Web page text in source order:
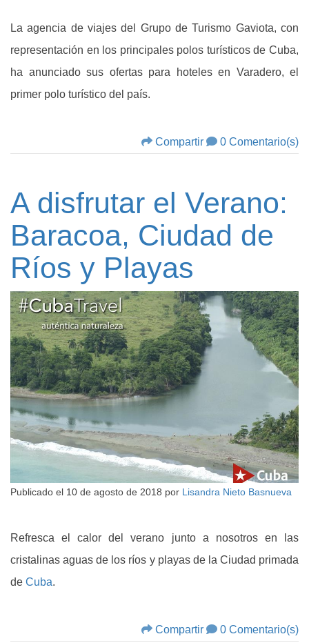
La agencia de viajes del Grupo de Turismo Gaviota, con
representación en los principales polos turísticos de Cuba,
ha anunciado sus ofertas para hoteles en Varadero, el
primer polo turístico del país.
Compartir 0 Comentario(s)
A disfrutar el Verano:
Baracoa, Ciudad de
Ríos y Playas
Publicado el 10 de agosto de 2018 por Lisandra Nieto Basnueva
Refresca el calor del verano junto a nosotros en las
cristalinas aguas de los ríos y playas de la Ciudad primada
de Cuba.
Compartir 0 Comentario(s)